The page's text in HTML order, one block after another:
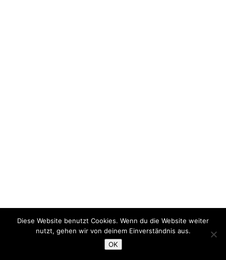
Diese Website benutzt Cookies. Wenn du die Website weiter
nutzt, gehen wir von deinem Einverständnis aus.
OK